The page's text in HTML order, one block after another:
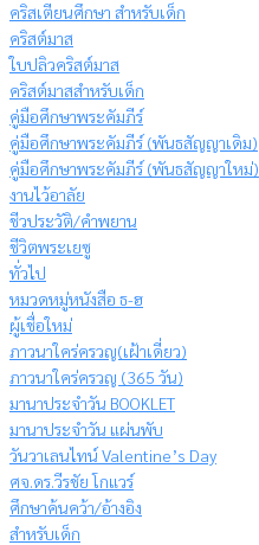
คริสเตียนศึกษา สำหรับเด็ก
คริสต์มาส
ใบปลิวคริสต์มาส
คริสต์มาสสำหรับเด็ก
คู่มือศึกษาพระคัมภีร์
คู่มือศึกษาพระคัมภีร์ (พันธสัญญาเดิม)
คู่มือศึกษาพระคัมภีร์ (พันธสัญญาใหม่)
งานไว้อาลัย
ชีวประวัติ/คำพยาน
ชีวิตพระเยซู
ทั่วไป
หมวดหมู่หนังสือ ธ-ฮ
ผู้เชื่อใหม่
ภาวนาใคร่ครวญ(เฝ้าเดี่ยว)
ภาวนาใคร่ครวญ (365 วัน)
มานาประจำวัน BOOKLET
มานาประจำวัน แผ่นพับ
วันวาเลนไทน์ Valentine’s Day
ศจ.ดร.วีรชัย โกแวร์
ศึกษาค้นคว้า/อ้างอิง
สำหรับเด็ก